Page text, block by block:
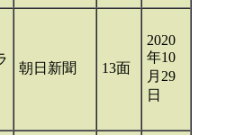
朝日新聞 13面
2020
年10
月29
日